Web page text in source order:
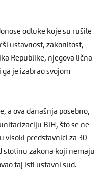
odluke koje su rušile
ustavnost, zakonitost,
Republike, njegova lična
je izabrao svojom
a ova današnja posebno,
BiH, što se ne
visoki predstavnici za 30
stotinu zakona koji nemaju
taj isti ustavni sud.